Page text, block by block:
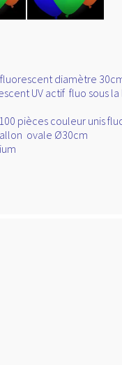
diamètre
UV actif fluo sous
pièces couleur unis
ovale Ø30cm